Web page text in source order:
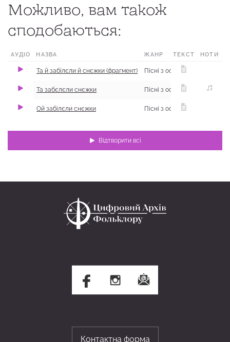
Можливо, вам також
сподобаються:
АУДІО НАЗВА ЖАНР ТЕКСТ НОТИ
Та й забілєли й снєжки (фрагмент)
Та забєлєли снєжки
Ой забілєли снєжки
Відтворити всі
Контактна форма